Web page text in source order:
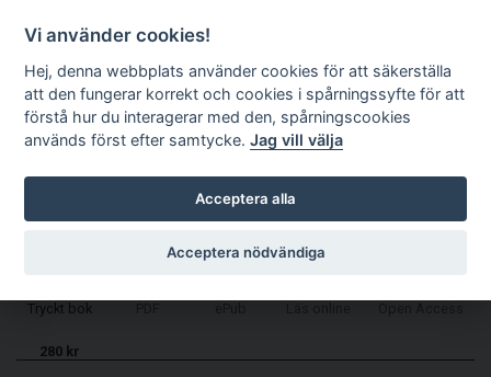
Tryckt bok
280 kr
Vi använder cookies!
Hej, denna webbplats använder cookies för att säkerställa
att den fungerar korrekt och cookies i spårningssyfte för att
förstå hur du interagerar med den, spårningscookies
används först efter samtycke.Jag vill välja
Acceptera alla
Acceptera nödvändiga